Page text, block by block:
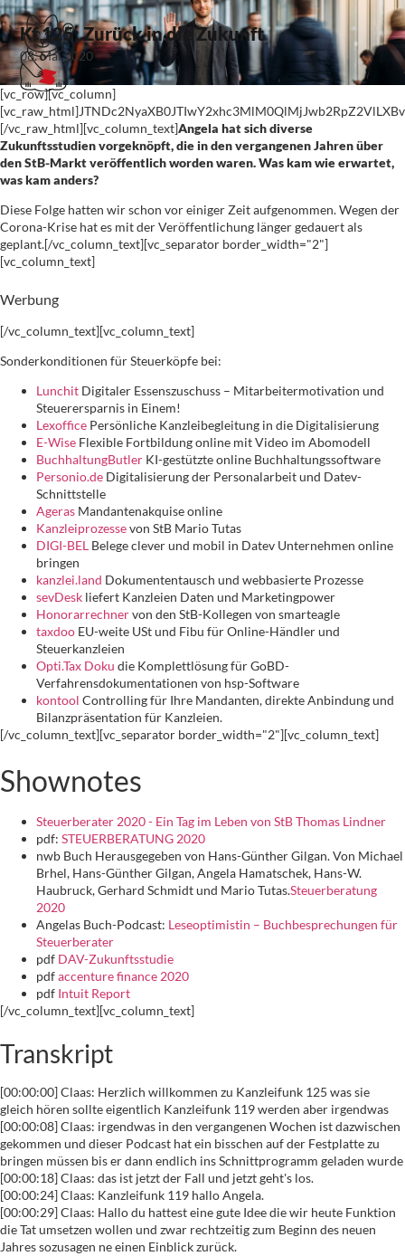
Kf 125: Zurück in die Zukunft
08. Mai 2020
[vc_row][vc_column]
[/vc_raw_html][vc_column_text]Angela hat sich diverse
Zukunftsstudien vorgeknöpft, die in den vergangenen Jahren über
den StB-Markt veröffentlich worden waren. Was kam wie erwartet,
was kam anders?
Diese Folge hatten wir schon vor einiger Zeit aufgenommen. Wegen der
Corona-Krise hat es mit der Veröffentlichung länger gedauert als
geplant.[/vc_column_text][vc_separator border_width="2"]
[vc_column_text]
Werbung
[/vc_column_text][vc_column_text]
Sonderkonditionen für Steuerköpfe bei:
Lunchit Digitaler Essenszuschuss – Mitarbeitermotivation und
Steuerersparnis in Einem!
Lexoffice Persönliche Kanzleibegleitung in die Digitalisierung
E-Wise Flexible Fortbildung online mit Video im Abomodell
BuchhaltungButler KI-gestützte online Buchhaltungssoftware
Personio.de Digitalisierung der Personalarbeit und Datev-
Schnittstelle
Ageras Mandantenakquise online
Kanzleiprozessevon StB Mario Tutas
DIGI-BEL Belege clever und mobil in Datev Unternehmen online
bringen
kanzlei.land Dokumententausch und webbasierte Prozesse
sevDesk liefert Kanzleien Daten und Marketingpower
Honorarrechnervon den StB-Kollegen von smarteagle
taxdoo EU-weite USt und Fibu für Online-Händler und
Steuerkanzleien
Opti.Tax Doku die Komplettlösung für GoBD-
Verfahrensdokumentationen von hsp-Software
kontool Controlling für Ihre Mandanten, direkte Anbindung und
Bilanzpräsentation für Kanzleien.
[/vc_column_text][vc_separator border_width="2"][vc_column_text]
Shownotes
Steuerberater 2020 - Ein Tag im Leben von StB Thomas Lindner
pdf: STEUERBERATUNG 2020
nwb Buch Herausgegeben von Hans-Günther Gilgan. Von Michael
Brhel, Hans-Günther Gilgan, Angela Hamatschek, Hans-W.
Haubruck, Gerhard Schmidt und Mario Tutas.Steuerberatung
2020
Angelas Buch-Podcast: Leseoptimistin – Buchbesprechungen für
Steuerberater
pdf DAV-Zukunftsstudie
pdfaccenture finance 2020
pdf Intuit Report
[/vc_column_text][vc_column_text]
Transkript
[00:00:00] Claas: Herzlich willkommen zu Kanzleifunk 125 was sie
gleich hören sollte eigentlich Kanzleifunk 119 werden aber irgendwas
[00:00:08] Claas: irgendwas in den vergangenen Wochen ist dazwischen
gekommen und dieser Podcast hat ein bisschen auf der Festplatte zu
bringen müssen bis er dann endlich ins Schnittprogramm geladen wurde
[00:00:18] Claas: das ist jetzt der Fall und jetzt geht's los.
[00:00:24] Claas: Kanzleifunk 119 hallo Angela.
[00:00:29] Claas: Hallo du hattest eine gute Idee die wir heute Funktion
die Tat umsetzen wollen und zwar rechtzeitig zum Beginn des neuen
Jahres sozusagen ne einen Einblick zurück.